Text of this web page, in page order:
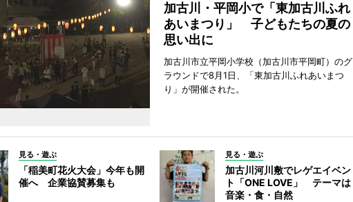
加古川・平岡小で「東加古川ふれ
あいまつり」 子どもたちの夏の
思い出に
加古川市立平岡小学校（加古川市平岡町）のグ
ラウンドで8月1日、「東加古川ふれあいまつ
り」が開催された。
見る・遊ぶ
「稲美町花火大会」今年も開
催へ 企業協賛募集も
見る・遊ぶ
加古川河川敷でレゲエイベン
ト「ONE LOVE」 テーマは
音楽・食・自然